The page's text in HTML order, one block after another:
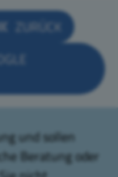
ZURÜCK
und sollen
Beratung oder